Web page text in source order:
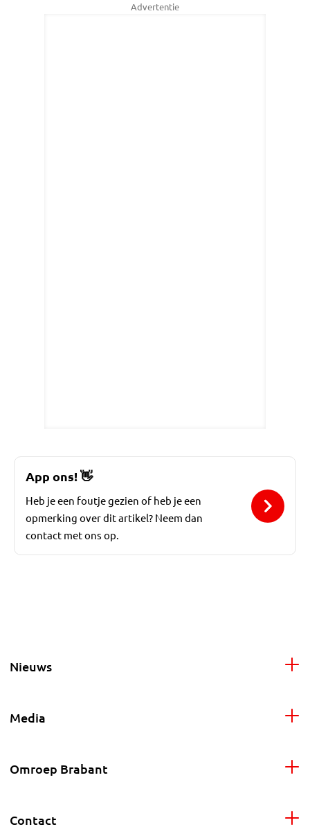
Advertentie
App ons!👋
Heb je een foutje gezien of heb je een
opmerking over dit artikel? Neem dan
contact met ons op.
Nieuws
Media
Omroep Brabant
Contact